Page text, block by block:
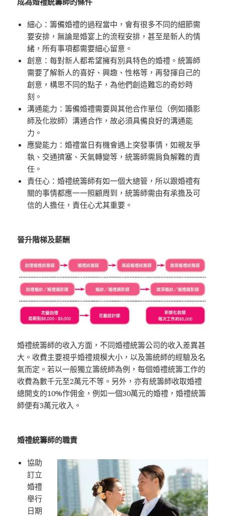
細心：籌備婚禮的過程當中，會有很多不同的細節需
要安排，無論是婚宴上的流程安排，甚至是新人的情
緒，所有事項都需要細心留意。
創意：每對新人都希望擁有別具特色的婚禮。統籌師
需要了解新人的喜好、興趣、性格等，再發揮自己的
創意，構思不同的點子，為他們創造難忘的奇妙時
刻。
溝通能力：籌備婚禮需要與其他合作單位（例如攝影
師及化妝師）溝通合作，故必須具備良好的溝通能
力。
應變能力：婚禮當日有機會遇上突發事情，如親友爭
執、交通擠塞、天氣轉變等，統籌師需肩負解難的責
任。
責任心：婚禮統籌師有如一個大總管，所以跟婚禮有
關的事情都應一一照顧周到，統籌師需由有承擔及可
信的人擔任，責任心尤其重要。
晉升階梯及薪酬
婚禮統籌師的收入方面，不同婚禮統籌公司的收入差異甚
大。收費主要視乎婚禮規模大小，以及籌統師的經驗及名
氣而定。若以一般獨立籌統師為例，每個婚禮統籌工作的
收費為數千元至2萬元不等。另外，亦有統籌師收取婚禮
總開支的10%作佣金，例如一個30萬元的婚禮，婚禮統籌
師便有3萬元收入。
婚禮統籌師的職責
協助
訂立
婚禮
舉行
日期